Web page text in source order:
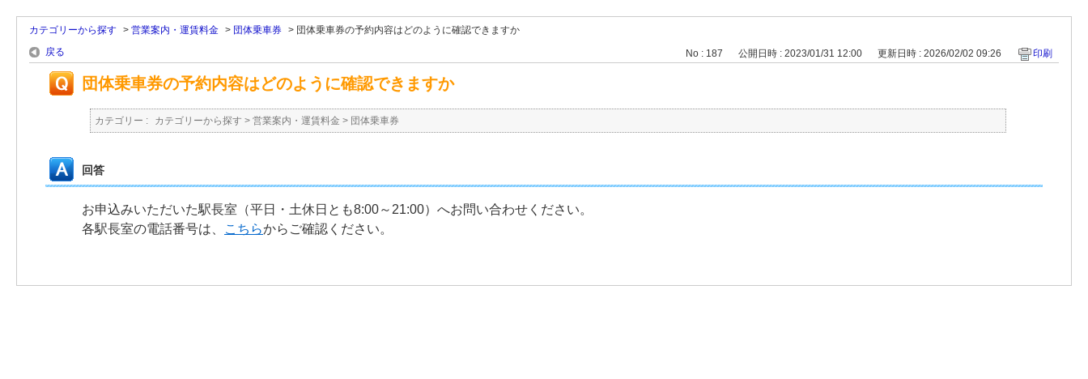
カテゴリーから探す > 営業案内・運賃料金 > 団体乗車券 > 団体乗車券の予約内容はどのように確認できますか
戻る
No : 187 公開日時 : 2023/01/31 12:00 更新日時 : 2026/02/02 09:26 印刷
団体乗車券の予約内容はどのように確認できますか
カテゴリー : カテゴリーから探す > 営業案内・運賃料金 > 団体乗車券
回答
お申込みいただいた駅長室（平日・土休日とも8:00～21:00）へお問い合わせください。
各駅長室の電話番号は、
こちらからご確認ください。